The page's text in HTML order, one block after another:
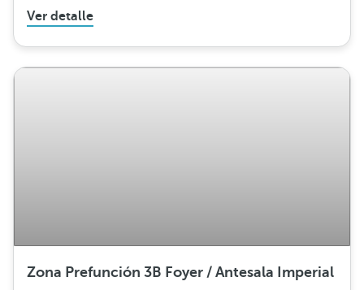
Ver detalle
Zona Prefunción 3B Foyer / Antesala Imperial